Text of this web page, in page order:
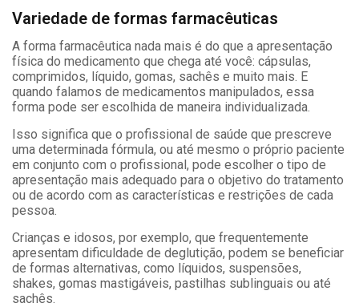
Variedade de formas farmacêuticas
A forma farmacêutica nada mais é do que a apresentação
física do medicamento que chega até você: cápsulas,
comprimidos, líquido, gomas, sachês e muito mais. E
quando falamos de medicamentos manipulados, essa
forma pode ser escolhida de maneira individualizada.
Isso significa que o profissional de saúde que prescreve
uma determinada fórmula, ou até mesmo o próprio paciente
em conjunto com o profissional, pode escolher o tipo de
apresentação mais adequado para o objetivo do tratamento
ou de acordo com as características e restrições de cada
pessoa.
Crianças e idosos, por exemplo, que frequentemente
apresentam dificuldade de deglutição, podem se beneficiar
de formas alternativas, como líquidos, suspensões,
shakes, gomas mastigáveis, pastilhas sublinguais ou até
sachês.